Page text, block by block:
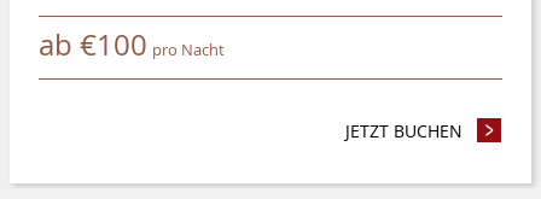
4 NÄCHTE UND MEHR UND SPAREN SIE 8%
ab €100 pro Nacht
JETZT BUCHEN -